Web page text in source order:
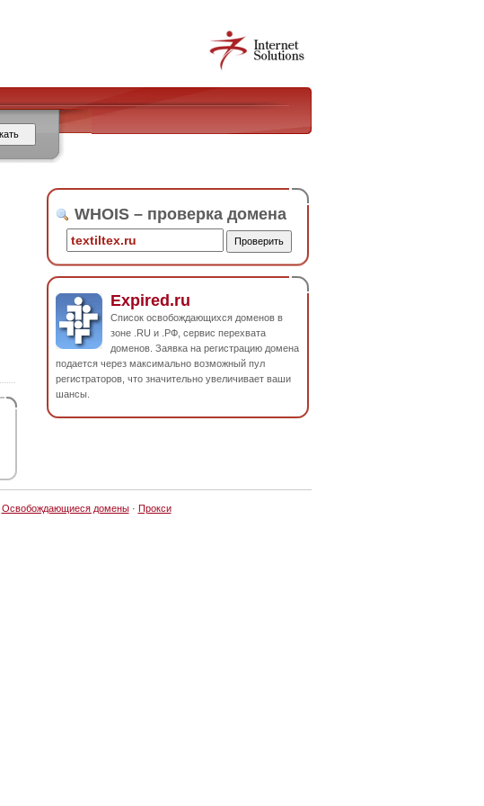
WHOIS – проверка домена
Expired.ru
Список освобождающихся доменов в
зоне .RU и .РФ, сервис перехвата
доменов. Заявка на регистрацию домена
подается через максимально возможный пул
регистраторов, что значительно увеличивает ваши
шансы.
Освобождающиеся домены· Прокси